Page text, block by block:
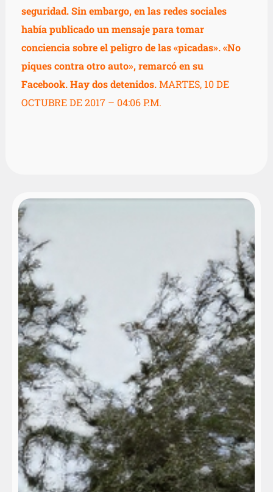
seguridad. Sin embargo, en las redes sociales
había publicado un mensaje para tomar
conciencia sobre el peligro de las «picadas». «No
piques contra otro auto», remarcó en su
Facebook. Hay dos detenidos.MARTES, 10 DE
OCTUBRE DE 2017 – 04:06 P.M.